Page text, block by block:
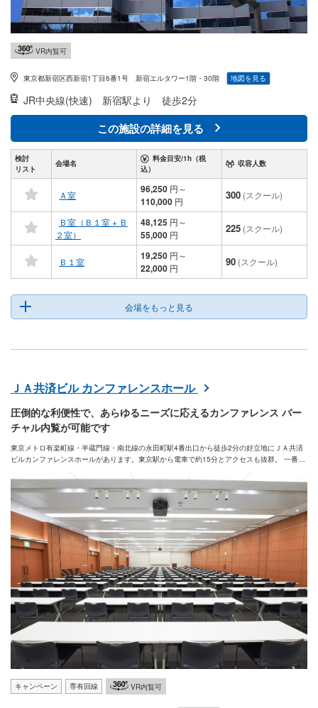
VR内覧可
東京都新宿区西新宿1丁目6番1号 新宿エルタワー1階・30階 地図を見る
JR中央線(快速) 新宿駅より 徒歩2分
この施設の詳細を見る
検討
リスト
会場名
料金目安/1h（税
込）
収容人数
Ａ室 96,250 円～
110,000 円 300 (スクール)
Ｂ室（Ｂ１室 + Ｂ
２室）
48,125 円～
55,000 円 225 (スクール)
Ｂ１室 19,250 円～
22,000 円 90 (スクール)
会場をもっと見る
ＪＡ共済ビル カンファレンスホール
圧倒的な利便性で、あらゆるニーズに応えるカンファレンス バー
チャル内覧が可能です
東京メトロ有楽町線・半蔵門線・南北線の永田町駅4番出口から徒歩2分の好立地にＪＡ共済
ビルカンファレンスホールがあります。東京駅から電車で約15分とアクセスも抜群。 一番大
きいホールＡ-Ｅ（384㎡）を最大3分割で同時に3つのセミナーを開催可能。また、200名規
模の試験利用にも最適です。お客様に最適なプランをご提案させていただきますので、お気
軽にお問い合わせください。
キャンペーン 専有回線 VR内覧可